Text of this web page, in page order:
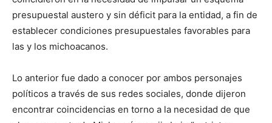
presupuestal austero y sin déficit para la entidad, a fin de
establecer condiciones presupuestales favorables para
las y los michoacanos.
Lo anterior fue dado a conocer por ambos personajes
políticos a través de sus redes sociales, donde dijeron
encontrar coincidencias en torno a la necesidad de que